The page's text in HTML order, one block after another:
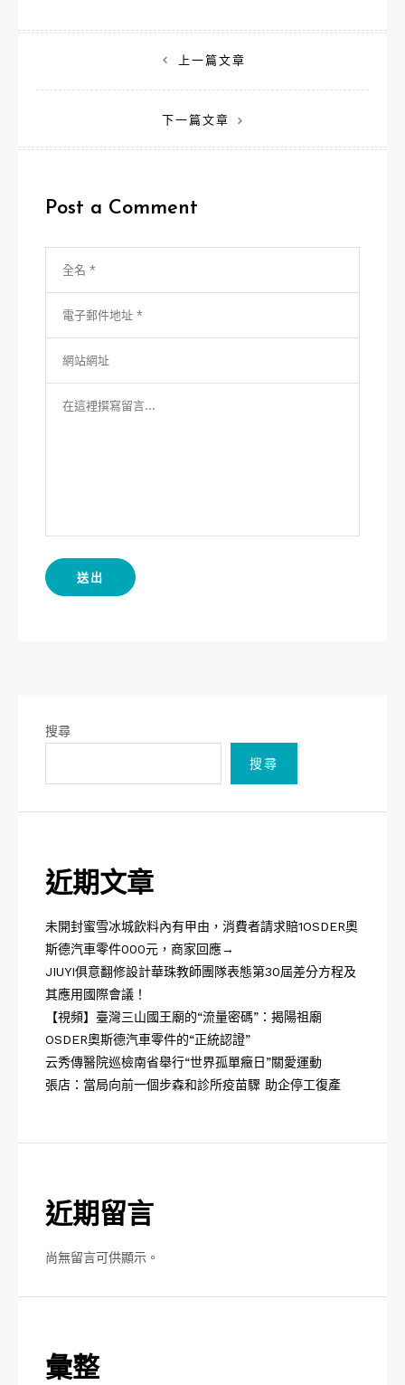
章
上一篇文章
下一篇文章
Post a Comment
搜尋
搜尋
近期文章
未開封蜜雪冰城飲料內有甲由，消費者請求賠1OSDER奧
斯德汽車零件000元，商家回應→
JIUYI俱意翻修設計華珠教師團隊表態第30屆差分方程及
其應用國際會議！
【視頻】臺灣三山國王廟的“流量密碼”：揭陽祖廟
OSDER奧斯德汽車零件的“正統認證”
云秀傳醫院巡檢南省舉行“世界孤單癥日”關愛運動
張店：當局向前一個步森和診所疫苗驟 助企停工復產
近期留言
尚無留言可供顯示。
彙整